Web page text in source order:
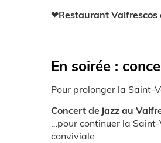
❤Restaurant
En soirée :
Pour prolonger la Saint-
Concert de jazz au
…pour continuer la
conviviale.